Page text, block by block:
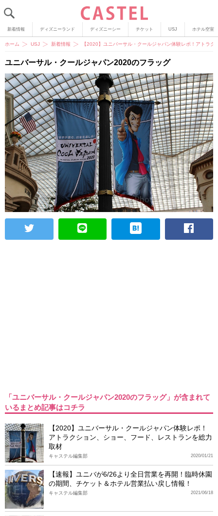
新着情報 ディズニーランド ディズニーシー チケット USJ ホテル空室
ホーム USJ 新着情報 【2020】ユニバーサル・クールジャパン体験レポ！アトラ
ユニバーサル・クールジャパン2020のフラッグ
「ユニバーサル・クールジャパン2020のフラッグ」が含まれて
いるまとめ記事はコチラ
【2020】ユニバーサル・クールジャパン体験レポ！
アトラクション、ショー、フード、レストランを総力
取材
2020/01/21
キャステル編集部
【速報】ユニバが6/26より全日営業を再開！臨時休園
の期間、チケット＆ホテル営業払い戻し情報！
2021/06/18
キャステル編集部